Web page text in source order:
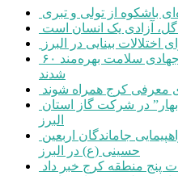
باشکوه از تولی و تبری
گل، آزادی یک انسان است
۶۰ هزار البرزی از خدمات اردوهای جهادی سلامت بهره‌مند
شدند
معرفی کرج همراه شوند
البرز
حسینی (ع) در البرز
پنج منطقه کرج خبر داد